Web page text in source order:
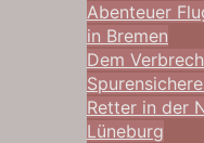
Abenteuer
in Bremen
Dem
Retter in der
Lüneburg